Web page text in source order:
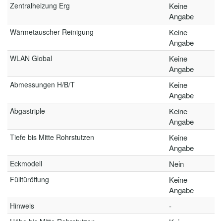
Zentralheizung Erg
Keine
Angabe
Wärmetauscher Reinigung
Keine
Angabe
WLAN Global
Keine
Angabe
Abmessungen H/B/T
Keine
Angabe
Abgastriple
Keine
Angabe
Tiefe bis Mitte Rohrstutzen
Keine
Angabe
Eckmodell Nein
Fülltüröffung
Keine
Angabe
Hinweis -